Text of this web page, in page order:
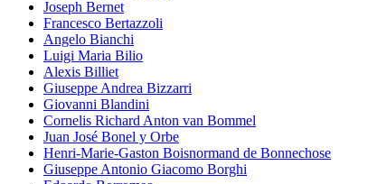
Joseph Bernet
Francesco Bertazzoli
Angelo Bianchi
Luigi Maria Bilio
Alexis Billiet
Giuseppe Andrea Bizzarri
Giovanni Blandini
Cornelis Richard Anton van Bommel
Juan José Bonel y Orbe
Henri-Marie-Gaston Boisnormand de Bonnechose
Giuseppe Antonio Giacomo Borghi